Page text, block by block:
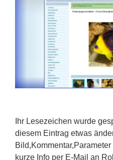
Ihr Lesezeichen wurde
diesem Eintrag etwas
kurze Info per E-Mail an